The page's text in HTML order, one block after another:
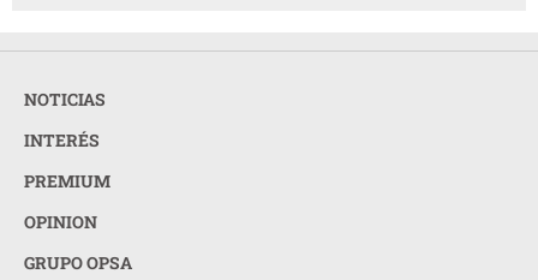
NOTICIAS
INTERÉS
PREMIUM
OPINION
GRUPO OPSA